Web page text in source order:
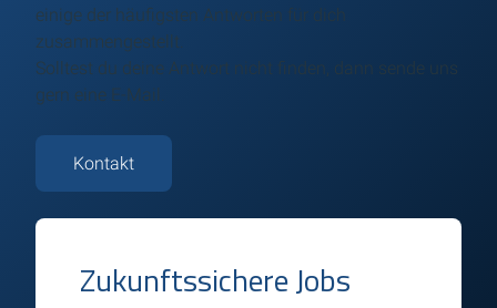
einige der häufigsten Antworten für dich
zusammengestellt.
Solltest du deine Antwort nicht finden, dann sende uns
gern eine E-Mail.
Kontakt
Zukunftssichere Jobs